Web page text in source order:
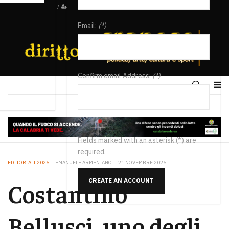
/
Email: (*)
Confirm email Address:(*)
Fields marked with an asterisk (*) are
required.
CREATE AN ACCOUNT
EDITORIALI 2025 EMANUELE ARMENTANO 21 NOVEMBRE 2025
Costantino